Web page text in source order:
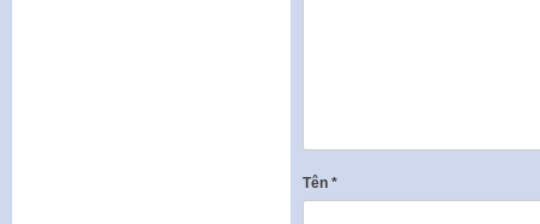
Tên *